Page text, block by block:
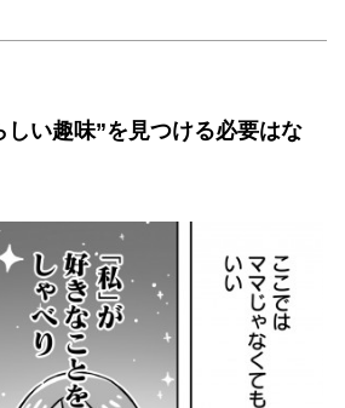
しい趣味”を見つける必要はな